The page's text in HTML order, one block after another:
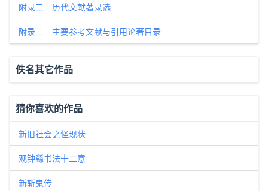
附录二 历代文献著录选
附录三 主要参考文献与引用论著目录
佚名其它作品
猜你喜欢的作品
新旧社会之怪现状
观钟繇书法十二意
新斩鬼传